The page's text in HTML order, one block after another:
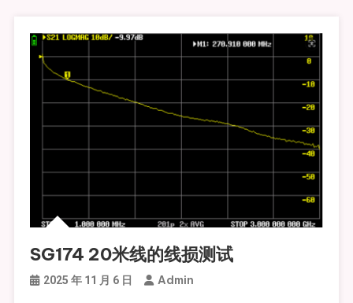
SG174 20米线的线损测试
2025 年 11 月 6 日 Admin